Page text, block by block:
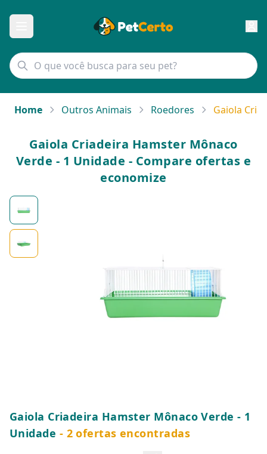
Home Outros Animais Roedores Gaiola
Gaiola Criadeira Hamster Mônaco
Verde - 1 Unidade - Compare ofertas e
economize
Gaiola Criadeira Hamster Mônaco Verde - 1
Unidade - 2 ofertas encontradas